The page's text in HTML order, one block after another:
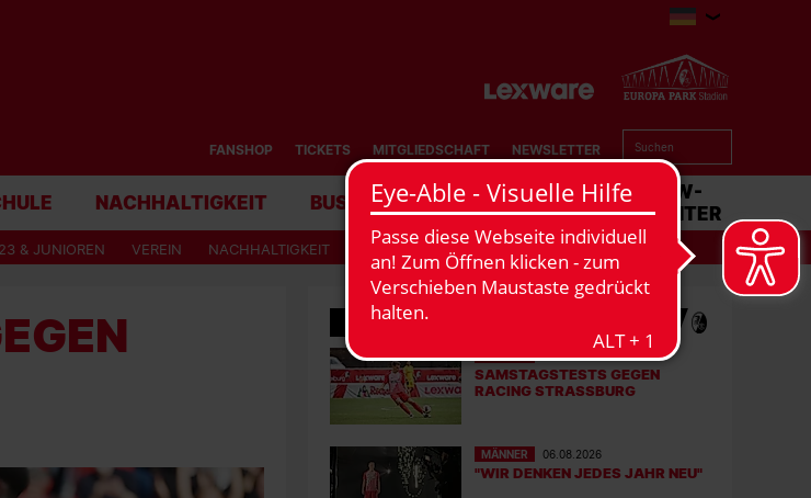
FANSHOP TICKETS MITGLIEDSCHAFT NEWSLETTER
NACHHALTIGKEIT BUSINESS STADION MATCHCENTER
& JUNIOREN VEREIN NACHHALTIGKEIT
MÄNNER 07.08.2026
SAMSTAGSTESTS GEGEN
RACING STRASSBURG
MÄNNER 06.08.2026
"WIR DENKEN JEDES JAHR NEU"